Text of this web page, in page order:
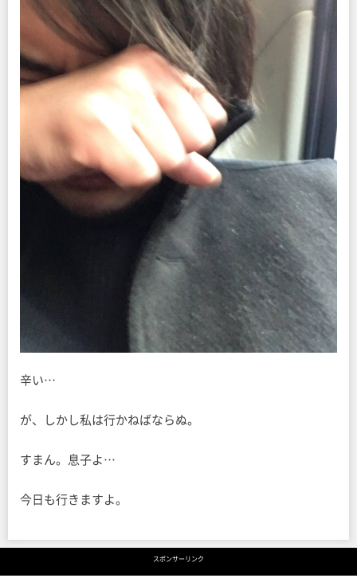
辛い…
が、しかし私は行かねばならぬ。
すまん。息子よ…
今日も行きますよ。
スポンサーリンク